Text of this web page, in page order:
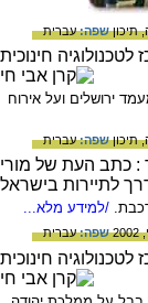
תיכוןשפה:עברית
ירושלים ועל אירוח
תיכוןשפה:עברית
/למידע מלא...
שפה:עברית